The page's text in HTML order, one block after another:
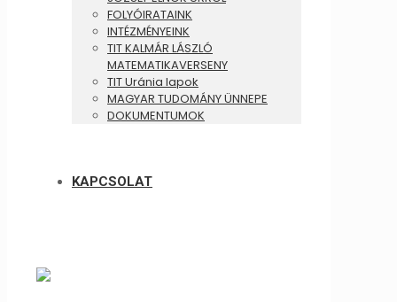
FOLYÓIRATAINK
INTÉZMÉNYEINK
TIT KALMÁR LÁSZLÓ
MATEMATIKAVERSENY
TIT Uránia lapok
MAGYAR TUDOMÁNY ÜNNEPE
DOKUMENTUMOK
KAPCSOLAT